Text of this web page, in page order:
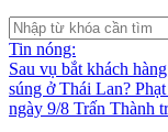
Tin nóng:
Sau vụ bắt khách
súng ở Thái Lan?
ngày 9/8 Trấn Thành